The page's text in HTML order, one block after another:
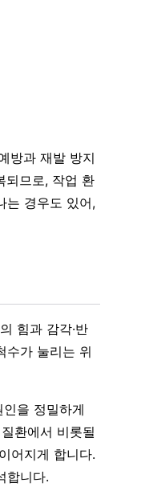
방과 재발 방지
되므로, 작업 환
는 경우도 있어,
힘과 감각·반
수가 눌리는 위
을 정밀하게
환에서 비롯될
어지게 합니다.
합니다.